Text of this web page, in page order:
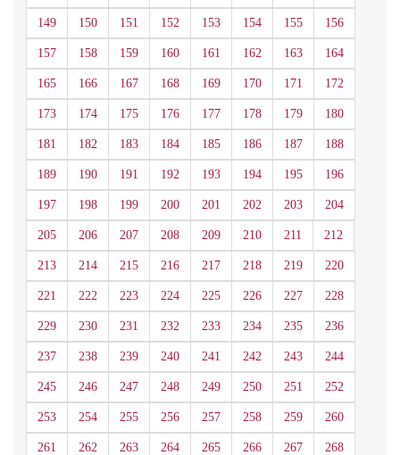
149 150 151 152 153 154 155 156
157 158 159 160 161 162 163 164
165 166 167 168 169 170 171 172
173 174 175 176 177 178 179 180
181 182 183 184 185 186 187 188
189 190 191 192 193 194 195 196
197 198 199 200 201 202 203 204
205 206 207 208 209 210 211 212
213 214 215 216 217 218 219 220
221 222 223 224 225 226 227 228
229 230 231 232 233 234 235 236
237 238 239 240 241 242 243 244
245 246 247 248 249 250 251 252
253 254 255 256 257 258 259 260
261 262 263 264 265 266 267 268